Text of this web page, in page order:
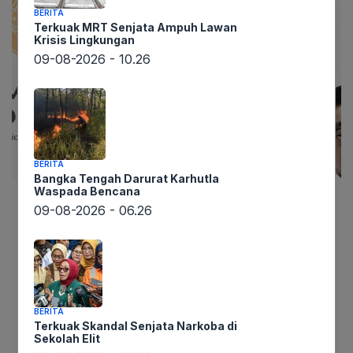
Berita mengejutkan datang dari Kantor
Komunikasi Kepresidenan (PCO). Melalui
lintaswarta.co.id, terungkap bahwa Hasan Nasbi,
Kepala PCO, telah mengundurkan diri dari
jabatannya. Pengumuman ini disampaikan
langsung oleh Nasbi melalui akun Instagram
Total Politik, dan dikutip oleh lintaswarta.co.id.
BERITA
Terkuak MRT Senjata Ampuh Lawan
Krisis Lingkungan
09-08-2026 - 10.26
BERITA
Bangka Tengah Darurat Karhutla
Waspada Bencana
09-08-2026 - 06.26
BERITA
Terkuak Skandal Senjata Narkoba di
Sekolah Elit